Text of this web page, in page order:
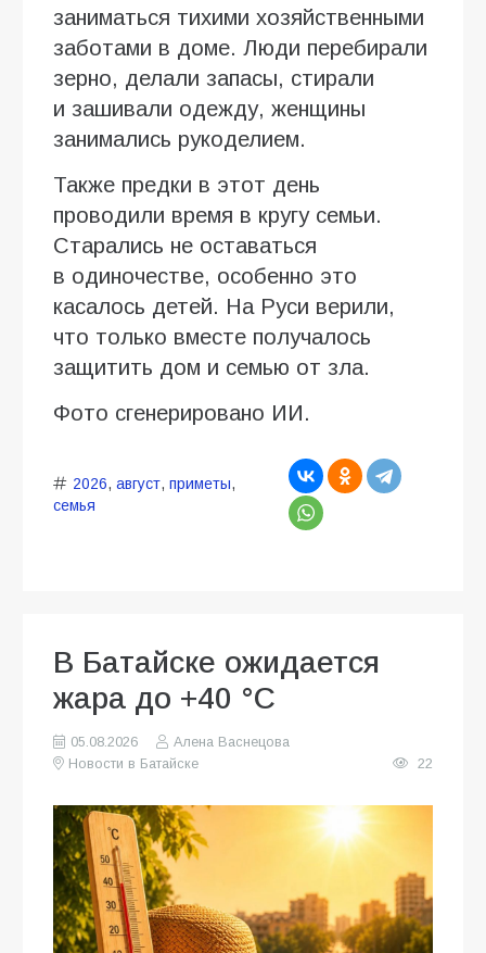
заниматься тихими хозяйственными
заботами в доме. Люди перебирали
зерно, делали запасы, стирали
и зашивали одежду, женщины
занимались рукоделием.
Также предки в этот день
проводили время в кругу семьи.
Старались не оставаться
в одиночестве, особенно это
касалось детей. На Руси верили,
что только вместе получалось
защитить дом и семью от зла.
Фото сгенерировано ИИ.
2026, август, приметы,
семья
В Батайске ожидается
жара до +40 °C
05.08.2026
Алена Васнецова
Новости в Батайске
22